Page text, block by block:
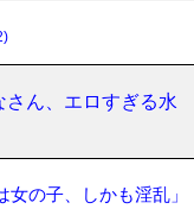
さん、エロすぎる水
の子、しかも淫乱」